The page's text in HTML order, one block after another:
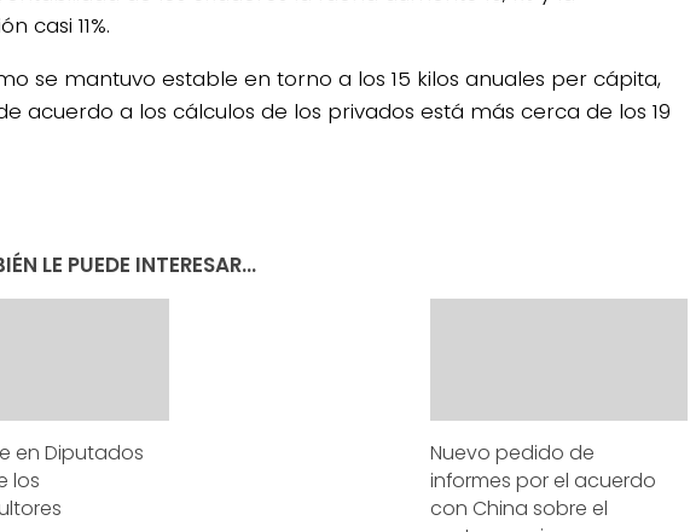
casi 11%.
se mantuvo estable en torno a los 15 kilos anuales per cápita,
acuerdo a los cálculos de los privados está más cerca de los 19
LE PUEDE INTERESAR...
en Diputados
los
Nuevo pedido de
informes por el acuerdo
con China sobre el